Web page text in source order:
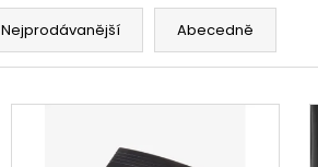
Nejprodávanější Abecedně